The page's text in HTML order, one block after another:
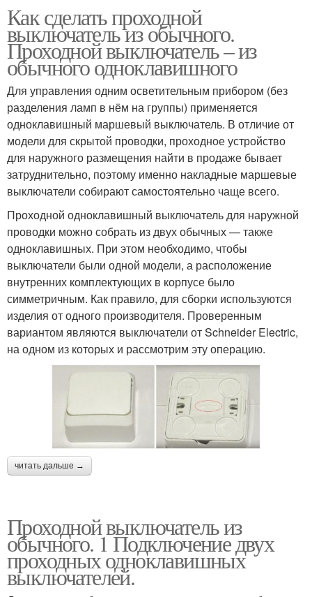
Как сделать проходной
выключатель из обычного.
Проходной выключатель – из
обычного одноклавишного
Для управления одним осветительным прибором (без
разделения ламп в нём на группы) применяется
одноклавишный маршевый выключатель. В отличие от
модели для скрытой проводки, проходное устройство
для наружного размещения найти в продаже бывает
затруднительно, поэтому именно накладные маршевые
выключатели собирают самостоятельно чаще всего.
Проходной одноклавишный выключатель для наружной
проводки можно собрать из двух обычных — также
одноклавишных. При этом необходимо, чтобы
выключатели были одной модели, а расположение
внутренних комплектующих в корпусе было
симметричным. Как правило, для сборки используются
изделия от одного производителя. Проверенным
вариантом являются выключатели от Schneider Electric,
на одном из которых и рассмотрим эту операцию.
читать дальше →
Проходной выключатель из
обычного. 1 Подключение двух
проходных одноклавишных
выключателей.